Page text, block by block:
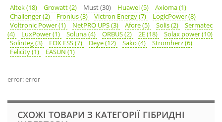
Altek (18) Growatt (2) Must (30) Huawei (5)
Axioma (1)
Challenger (2)
Fronius (3) Victron Energy (7)
LogicPower (8)
Voltronic Power (1)
NetPRO UPS (3) Afore (5) Solis (2)
Sermatec
(4)
LuxPower (1) Soluna (4) ORBUS (2) 2E (18)
Solax power (10)
Solinteg (3)
FOX ESS (7) Deye (12) Sako (4)
Stromherz (6)
Felicity (1)
EASUN (1)
error: error
СХОЖІ ТОВАРИ З КАТЕГОРІЇ ГІБРИДНІ